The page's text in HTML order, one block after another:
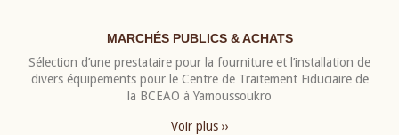
MARCHÉS PUBLICS & ACHATS
Sélection d’une prestataire pour la fourniture et l’installation de
divers équipements pour le Centre de Traitement Fiduciaire de
la BCEAO à Yamoussoukro
Voir plus ››